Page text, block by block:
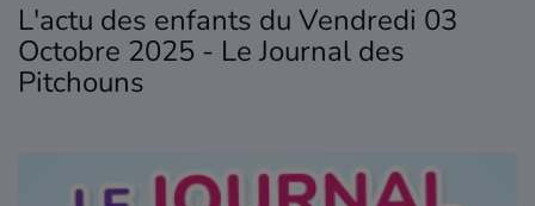
Grille des programmes TV
Replay TV Pitchoun
L'actu des enfants du Vendredi 03
Octobre 2025 - Le Journal des
Pitchouns